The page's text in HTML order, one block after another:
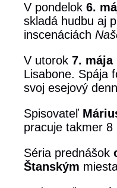
V pondelok 6.
skladá hudbu aj
inscenáciách
V utorok 7. mája
Lisabone. Spája
svoj esejový
Spisovateľ
pracuje takmer
Séria prednášok
Štanským